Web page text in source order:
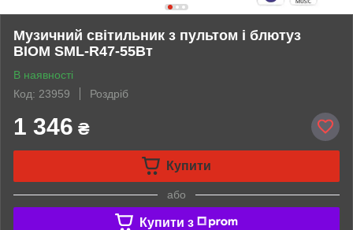
Музичний світильник з пультом і блютуз
BIOM SML-R47-55Вт
В наявності
Код: 23959
Роздріб
1 346 ₴
Купити
або
Купити з